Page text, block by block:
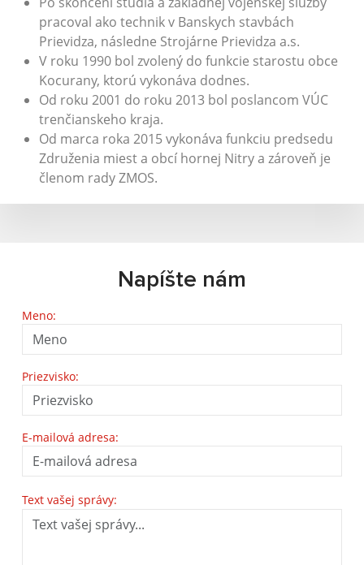
pracoval ako technik v Banskych stavbách
Prievidza, následne Strojárne Prievidza a.s.
V roku 1990 bol zvolený do funkcie starostu obce
Kocurany, ktorú vykonáva dodnes.
Od roku 2001 do roku 2013 bol poslancom VÚC
trenčianskeho kraja.
Od marca roka 2015 vykonáva funkciu predsedu
Združenia miest a obcí hornej Nitry a zároveň je
členom rady ZMOS.
Napíšte nám
Meno:
Priezvisko:
E-mailová adresa:
Text vašej správy: